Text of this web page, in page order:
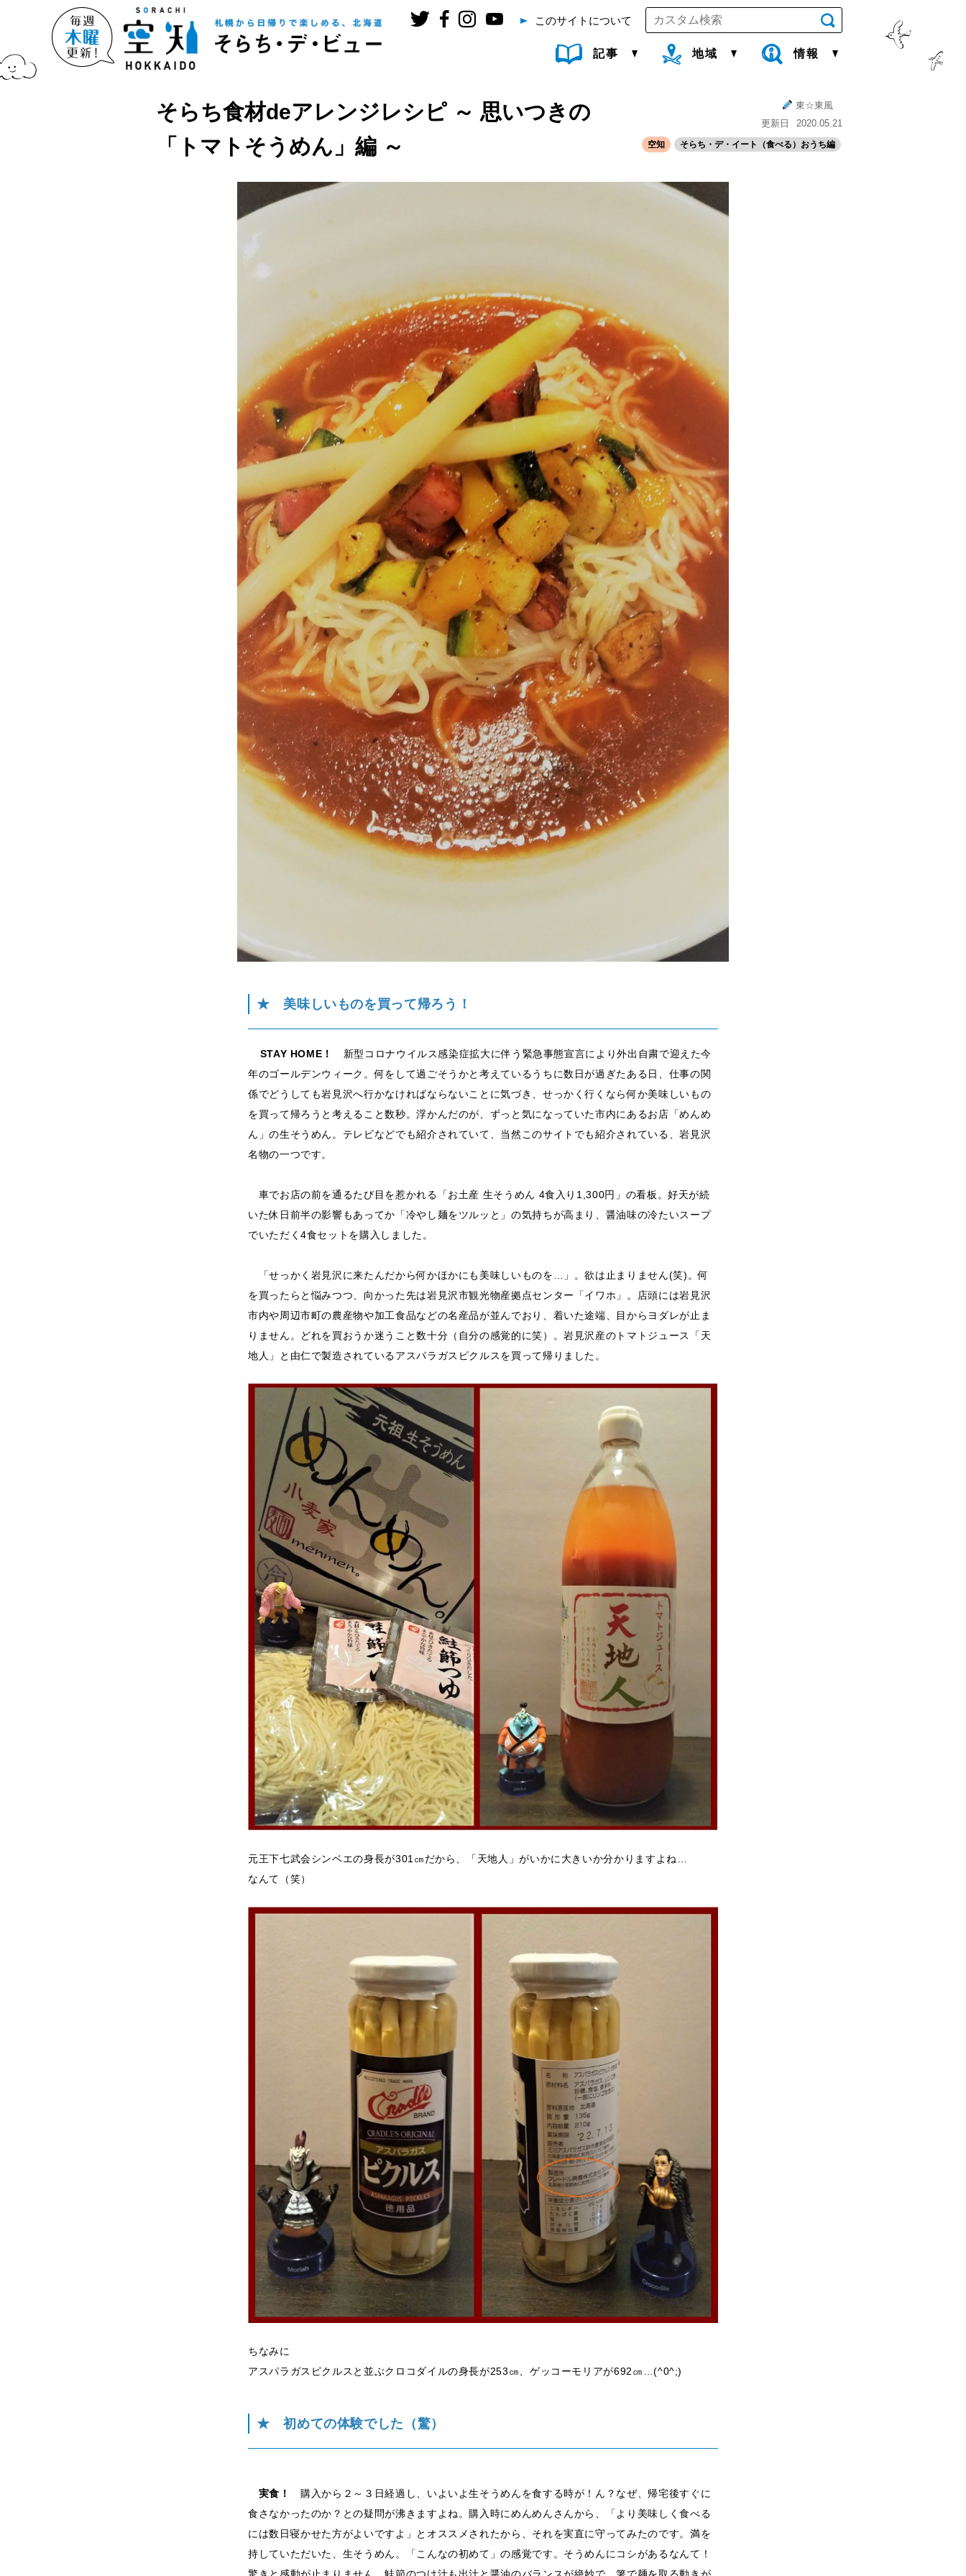
このサイトについて
記事 地域 情報
そらち食材deアレンジレシピ ～ 思いつきの
「トマトそうめん」編 ～
東☆東風
更新日
2020.05.21
空知 そらち・デ・イート（食べる）おうち編
★ 美味しいものを買って帰ろう！
STAY HOME！
新型コロナウイルス感染症拡大に伴う緊急事態宣言により外出自粛で迎えた今
年のゴールデンウィーク。何をして過ごそうかと考えているうちに数日が過ぎたある日、仕事の関
係でどうしても岩見沢へ行かなければならないことに気づき、せっかく行くなら何か美味しいもの
を買って帰ろうと考えること数秒。浮かんだのが、ずっと気になっていた市内にあるお店「めんめ
ん」の生そうめん。テレビなどでも紹介されていて、当然このサイトでも紹介されている、岩見沢
名物の一つです。
車でお店の前を通るたび目を惹かれる「お土産 生そうめん 4食入り1,300円」の看板。好天が続
いた休日前半の影響もあってか「冷やし麺をツルッと」の気持ちが高まり、醤油味の冷たいスープ
でいただく4食セットを購入しました。
「せっかく岩見沢に来たんだから何かほかにも美味しいものを…」。欲は止まりません(笑)。何
を買ったらと悩みつつ、向かった先は岩見沢市観光物産拠点センター「イワホ」。店頭には岩見沢
市内や周辺市町の農産物や加工食品などの名産品が並んでおり、着いた途端、目からヨダレが止ま
りません。どれを買おうか迷うこと数十分（自分の感覚的に笑）。岩見沢産のトマトジュース「天
地人」と由仁で製造されているアスパラガスピクルスを買って帰りました。
元王下七武会シンベエの身長が301㎝だから、「天地人」がいかに大きいか分かりますよね…
なんて（笑）
ちなみに
アスパラガスピクルスと並ぶクロコダイルの身長が253㎝、ゲッコーモリアが692㎝…(^0^;)
★ 初めての体験でした（驚）
実食！ 購入から２～３日経過し、いよいよ生そうめんを食する時が！ん？なぜ、帰宅後すぐに
食さなかったのか？との疑問が沸きますよね。購入時にめんめんさんから、「より美味しく食べる
には数日寝かせた方がよいですよ」とオススメされたから、それを実直に守ってみたのです。満を
持していただいた、生そうめん。「こんなの初めて」の感覚です。そうめんにコシがあるなんて！